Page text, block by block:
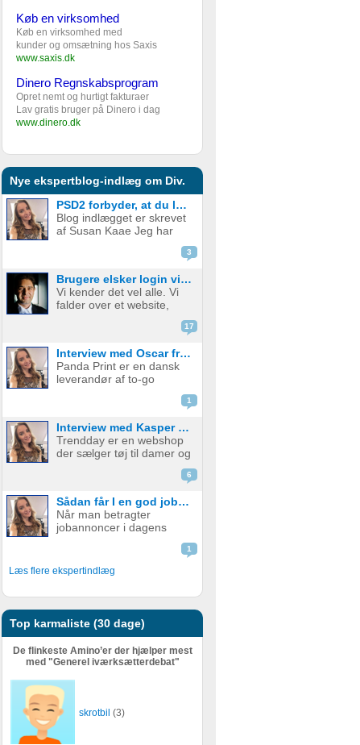
Køb en virksomhed
Køb en virksomhed med
kunder og omsætning hos Saxis
www.saxis.dk
Dinero Regnskabsprogram
Opret nemt og hurtigt fakturaer
Lav gratis bruger på Dinero i dag
www.dinero.dk
Nye ekspertblog-indlæg om Div.
PSD2 forbyder, at du lægger kortgebyret ud til dine kunder fra 1. januar 2018
Blog indlægget er skrevet
af Susan Kaae Jeg har
arbejdet med eCommerce
siden 2000 og med online
stillinger med titler som
Chief Product
Officer/CPO, Sales
3
Brugere elsker login via sociale medier
Vi kender det vel alle. Vi
falder over et website,
ved at være der, lige ved
at have gennemført
signup, men hvad nu? Jeg
17
Interview med Oscar fra Panda Print
Panda Print er en dansk
leverandør af to-go
emballage - med og uden
print. Firmaet startede i år
papkrus med tryk, men
har siden udvidet
sortimentet og tilbyder nu
1
Interview med Kasper fra Trendday
Trendday er en webshop
der sælger tøj til damer og
Bag Trendday er de to
unge iværksættere
Camilla og Kasper. I dette
6
Sådan får I en god jobannonce
Når man betragter
jobannoncer i dagens
personlige og faglige
kompetencer. En
ikke ualmindeligt at find...
1
Læs flere ekspertindlæg
Top karmaliste (30 dage)
De flinkeste Amino’er der hjælper mest
med "Generel iværksætterdebat"
skrotbil (3)